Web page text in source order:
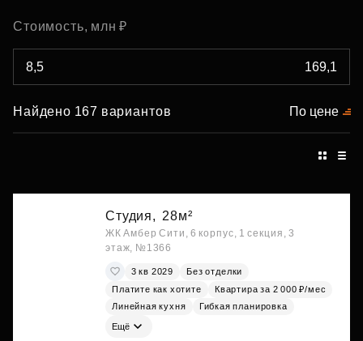
Стоимость, млн ₽
Найдено 167 вариантов По цене
Студия, 28м²
ЖК Амбер Сити, 6 корпус, 1 секция, 3
этаж, №1366
3 кв 2029
Без отделки
Платите как хотите
Квартира за 2 000 ₽/мес
Линейная кухня
Гибкая планировка
Ещё